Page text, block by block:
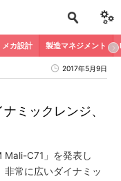
メカ設計 製造マネジメント
2017年5月9日
ミックレンジ、
Mali-C71」を発表し
非常に広いダイナミッ